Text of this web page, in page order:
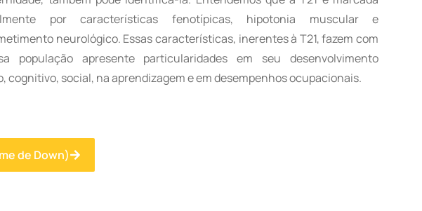
por características fenotípicas, hipotonia muscular e
neurológico. Essas características, inerentes à T21, fazem com
população apresente particularidades em seu desenvolvimento
cognitivo, social, na aprendizagem e em desempenhos ocupacionais.
de Down)